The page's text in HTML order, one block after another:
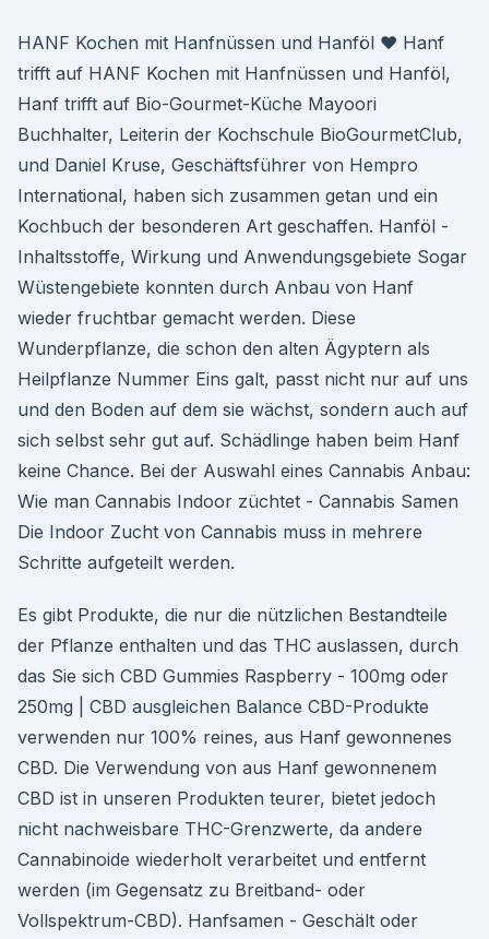
HANF Kochen mit Hanfnüssen und Hanföl ♥ Hanf
trifft auf HANF Kochen mit Hanfnüssen und Hanföl,
Hanf trifft auf Bio-Gourmet-Küche Mayoori
Buchhalter, Leiterin der Kochschule BioGourmetClub,
und Daniel Kruse, Geschäftsführer von Hempro
International, haben sich zusammen getan und ein
Kochbuch der besonderen Art geschaffen. Hanföl -
Inhaltsstoffe, Wirkung und Anwendungsgebiete Sogar
Wüstengebiete konnten durch Anbau von Hanf
wieder fruchtbar gemacht werden. Diese
Wunderpflanze, die schon den alten Ägyptern als
Heilpflanze Nummer Eins galt, passt nicht nur auf uns
und den Boden auf dem sie wächst, sondern auch auf
sich selbst sehr gut auf. Schädlinge haben beim Hanf
keine Chance. Bei der Auswahl eines Cannabis Anbau:
Wie man Cannabis Indoor züchtet - Cannabis Samen
Die Indoor Zucht von Cannabis muss in mehrere
Schritte aufgeteilt werden.
Es gibt Produkte, die nur die nützlichen Bestandteile
der Pflanze enthalten und das THC auslassen, durch
das Sie sich CBD Gummies Raspberry - 100mg oder
250mg | CBD ausgleichen Balance CBD-Produkte
verwenden nur 100% reines, aus Hanf gewonnenes
CBD. Die Verwendung von aus Hanf gewonnenem
CBD ist in unseren Produkten teurer, bietet jedoch
nicht nachweisbare THC-Grenzwerte, da andere
Cannabinoide wiederholt verarbeitet und entfernt
werden (im Gegensatz zu Breitband- oder
Vollspektrum-CBD). Hanfsamen - Geschält oder